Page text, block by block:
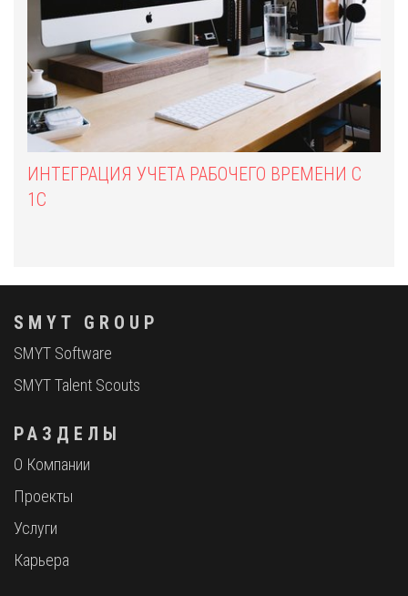
ИНТЕГРАЦИЯ УЧЕТА РАБОЧЕГО ВРЕМЕНИ С
1С
SMYT GROUP
SMYT Software
SMYT Talent Scouts
РАЗДЕЛЫ
О Компании
Проекты
Услуги
Карьера